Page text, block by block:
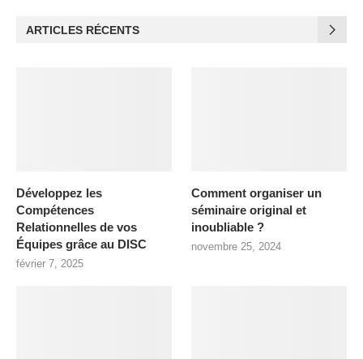
ARTICLES RÉCENTS
Développez les
Compétences
Relationnelles de vos
Équipes grâce au DISC
février 7, 2025
Comment organiser un
séminaire original et
inoubliable ?
novembre 25, 2024